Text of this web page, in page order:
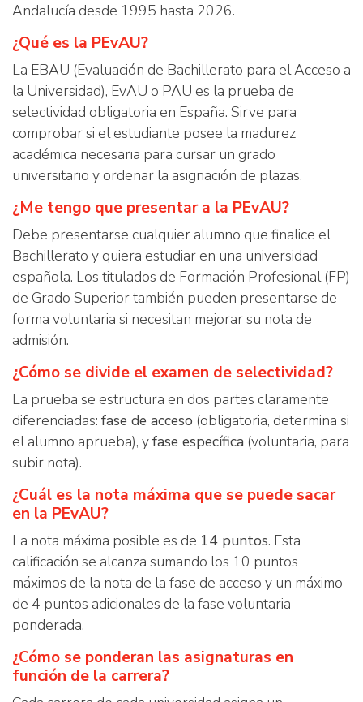
Andalucía desde 1995 hasta 2026.
¿Qué es la PEvAU?
La EBAU (Evaluación de Bachillerato para el Acceso a
la Universidad), EvAU o PAU es la prueba de
selectividad obligatoria en España. Sirve para
comprobar si el estudiante posee la madurez
académica necesaria para cursar un grado
universitario y ordenar la asignación de plazas.
¿Me tengo que presentar a la PEvAU?
Debe presentarse cualquier alumno que finalice el
Bachillerato y quiera estudiar en una universidad
española. Los titulados de Formación Profesional (FP)
de Grado Superior también pueden presentarse de
forma voluntaria si necesitan mejorar su nota de
admisión.
¿Cómo se divide el examen de selectividad?
La prueba se estructura en dos partes claramente
diferenciadas: fase de acceso (obligatoria, determina si
el alumno aprueba), yfase específica (voluntaria, para
subir nota).
¿Cuál es la nota máxima que se puede sacar
en la PEvAU?
La nota máxima posible es de 14 puntos. Esta
calificación se alcanza sumando los 10 puntos
máximos de la nota de la fase de acceso y un máximo
de 4 puntos adicionales de la fase voluntaria
ponderada.
¿Cómo se ponderan las asignaturas en
función de la carrera?